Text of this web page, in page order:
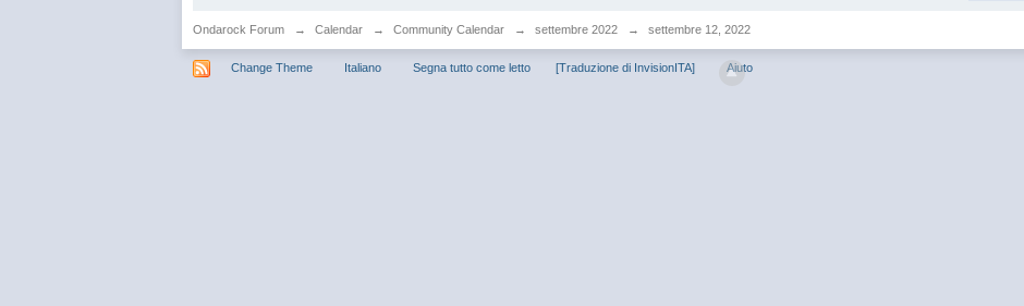
Ondarock Forum → Calendar → Community Calendar → settembre 2022 → settembre 12, 2022
Change Theme Italiano Segna tutto come letto [Traduzione di InvisionITA] Aiuto